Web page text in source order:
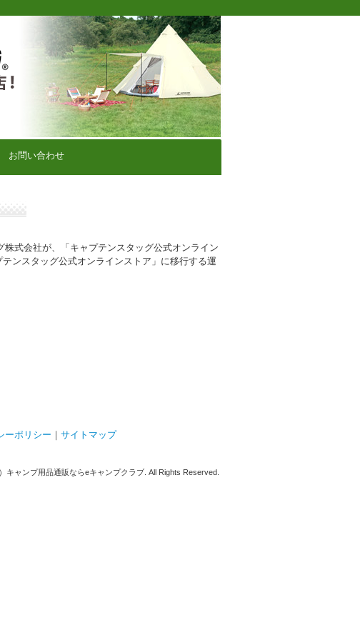
ブ】
お問い合わせ
式会社が、「キャプテンスタッグ公式オンライン
ンスタッグ公式オンラインストア」に移行する運
ーポリシー ｜ サイトマップ
ャンプ用品通販ならeキャンプクラブ. All Rights Reserved.